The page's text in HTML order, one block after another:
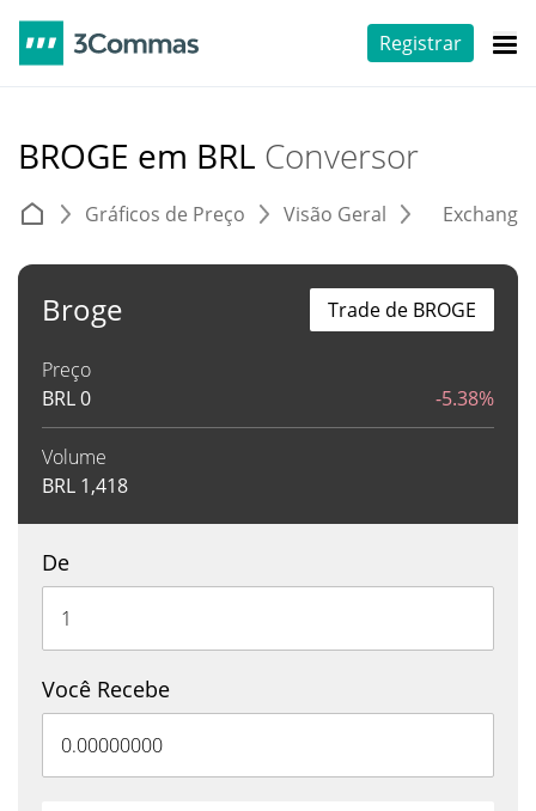
Registrar
BROGE em BRL Conversor
Gráficos de Preço Visão Geral
Broge
Preço
BRL0 -5.38%
Volume
BRL 1,418
Trade de BROGE
De
Você Recebe